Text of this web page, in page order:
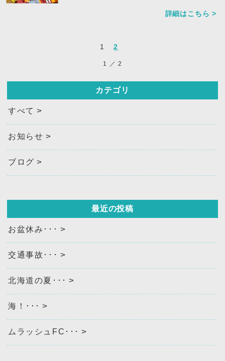
詳細はこちら >
1 2
1 ／ 2
カテゴリ
すべて
お知らせ
ブログ
最近の投稿
お盆休み･･･
交通事故･･･
北海道の夏･･･
海！･･･
ムラッシュFC･･･